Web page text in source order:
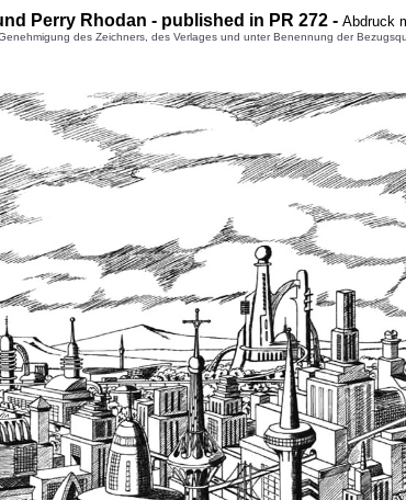
Perry Rhodan - published in PR 272 - Abdruck
des Zeichners, des Verlages und unter Benennung der